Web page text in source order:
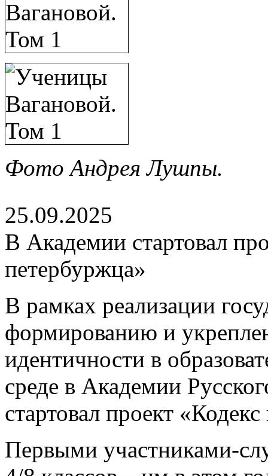
Фото Андрея Лушпы.
25.09.2025
В Академии стартовал
петербуржца»
В рамках реализации
формированию и
идентичности в
среде в Академии
стартовал проект
Первыми участниками-